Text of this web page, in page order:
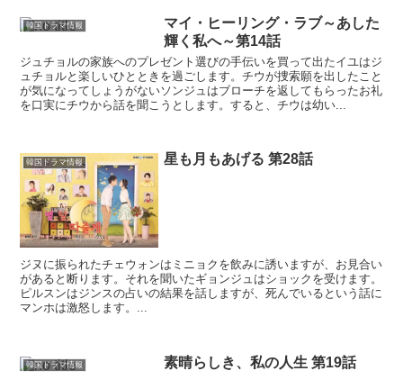
韓国ドラマ情報
マイ・ヒーリング・ラブ～あした
輝く私へ～第14話
ジュチョルの家族へのプレゼント選びの手伝いを買って出たイユはジ
ュチョルと楽しいひとときを過ごします。チウが捜索願を出したこと
が気になってしょうがないソンジュはブローチを返してもらったお礼
を口実にチウから話を聞こうとします。すると、チウは幼い...
韓国ドラマ情報 星も月もあげる 第28話
ジヌに振られたチェウォンはミニョクを飲みに誘いますが、お見合い
があると断ります。それを聞いたギョンジュはショックを受けます。
ピルスンはジンスの占いの結果を話しますが、死んでいるという話に
マンホは激怒します。...
韓国ドラマ情報 素晴らしき、私の人生 第19話